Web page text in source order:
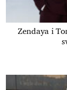
Zendaya i